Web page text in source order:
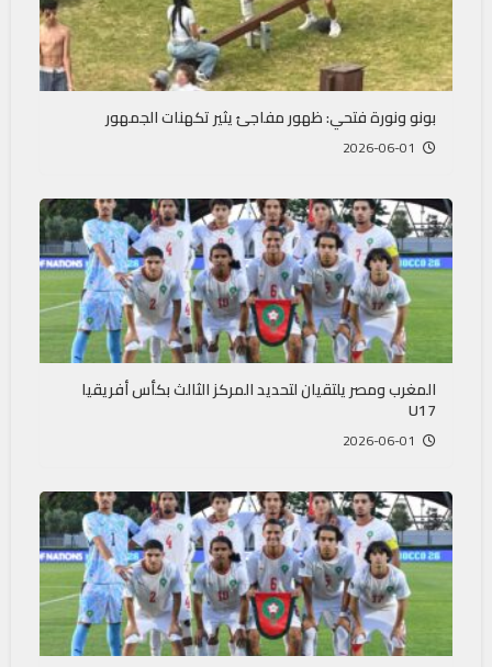
بونو ونورة فتحي: ظهور مفاجئ يثير تكهنات الجمهور
المغرب ومصر يلتقيان لتحديد المركز الثالث بكأس أفريقيا
U17